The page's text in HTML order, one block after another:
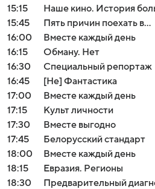
15:15
Наше кино. История
15:45
Пять причин поехать в...
16:00
Вместе каждый день
16:15
Обману. Нет
16:30
Специальный репортаж
16:45
[Не] Фантастика
17:00
Вместе каждый день
17:15
Культ личности
17:30
Вместе выгодно
17:45
Белорусский стандарт
18:00
Вместе каждый день
18:15
Евразия. Регионы
18:30
Предварительный